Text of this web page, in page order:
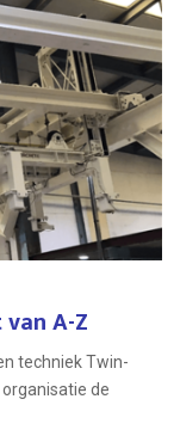
A-Z
techniek Twin-
de